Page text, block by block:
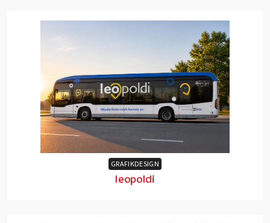
GRAFIKDESIGN
leopoldi